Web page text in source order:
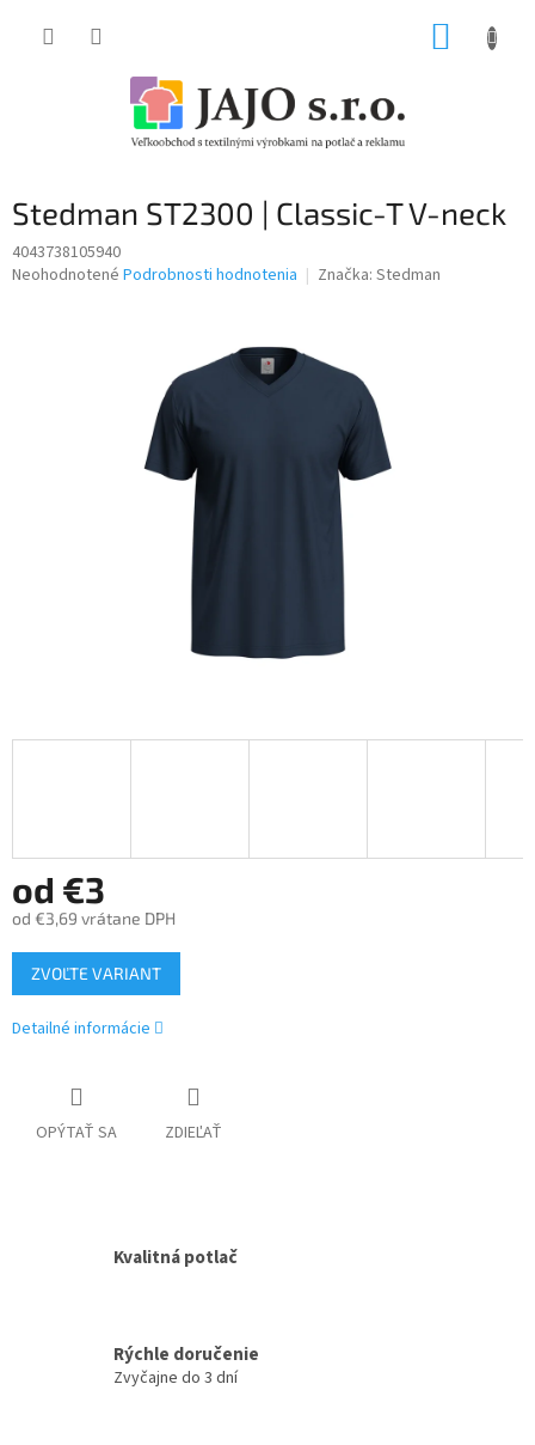
Stedman ST2300 | Classic-T V-neck
4043738105940
Priemerné
Neohodnotené Podrobnosti hodnotenia Značka: Stedman
od €3
od €3,69 vrátane DPH
Jednotková
cena:
ZVOĽTE VARIANT
Detailné informácie
OPÝTAŤ SA ZDIEĽAŤ
Kvalitná potlač
Rýchle doručenie
Zvyčajne do 3 dní